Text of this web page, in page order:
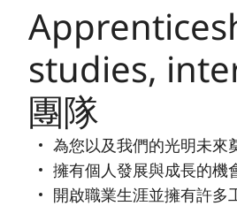
studies,
團隊
為您以及我們的光明未來
擁有個人發展與成長的機
開啟職業生涯並擁有許多